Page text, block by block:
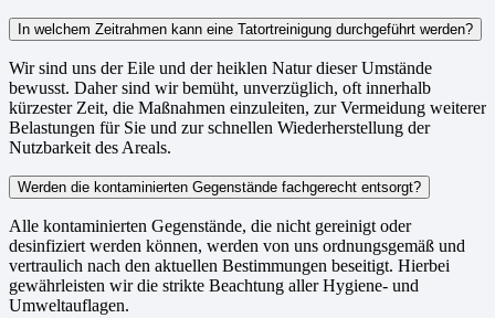
In welchem Zeitrahmen kann eine Tatortreinigung durchgeführt werden?
Wir sind uns der Eile und der heiklen Natur dieser Umstände
bewusst. Daher sind wir bemüht, unverzüglich, oft innerhalb
kürzester Zeit, die Maßnahmen einzuleiten, zur Vermeidung weiterer
Belastungen für Sie und zur schnellen Wiederherstellung der
Nutzbarkeit des Areals.
Werden die kontaminierten Gegenstände fachgerecht entsorgt?
Alle kontaminierten Gegenstände, die nicht gereinigt oder
desinfiziert werden können, werden von uns ordnungsgemäß und
vertraulich nach den aktuellen Bestimmungen beseitigt. Hierbei
gewährleisten wir die strikte Beachtung aller Hygiene- und
Umweltauflagen.